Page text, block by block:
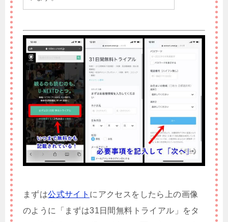
まずは公式サイト にアクセスをしたら上の画像
のように「まずは31日間無料トライアル」をタ